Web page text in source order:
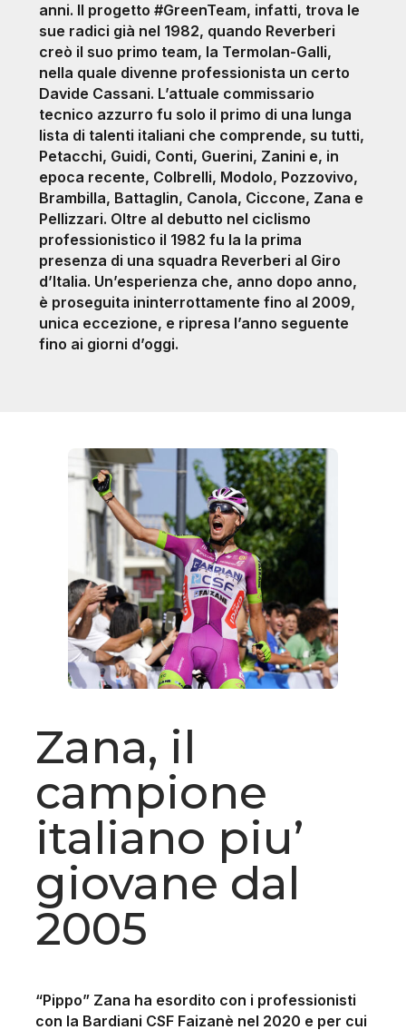
anni. Il progetto #GreenTeam, infatti, trova le
sue radici già nel 1982, quando Reverberi
creò il suo primo team, la Termolan-Galli,
nella quale divenne professionista un certo
Davide Cassani. L’attuale commissario
tecnico azzurro fu solo il primo di una lunga
lista di talenti italiani che comprende, su tutti,
Petacchi, Guidi, Conti, Guerini, Zanini e, in
epoca recente, Colbrelli, Modolo, Pozzovivo,
Brambilla, Battaglin, Canola, Ciccone, Zana e
Pellizzari. Oltre al debutto nel ciclismo
professionistico il 1982 fu la la prima
presenza di una squadra Reverberi al Giro
d’Italia. Un’esperienza che, anno dopo anno,
è proseguita ininterrottamente fino al 2009,
unica eccezione, e ripresa l’anno seguente
fino ai giorni d’oggi.
Zana, il
campione
italiano piu’
giovane dal
2005
“Pippo” Zana ha esordito con i professionisti
con la Bardiani CSF Faizanè nel 2020 e per cui